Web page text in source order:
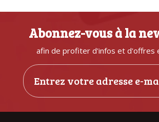
Abonnez-vous à la
afin de profiter d'infos et d'offres